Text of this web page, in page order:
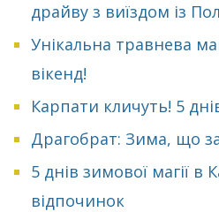
драйву з виїздом із
Унікальна травнева
вікенд!
Карпати кличуть! 5
Драгобрат: Зима, що
5 днів зимової магії в
відпочинок